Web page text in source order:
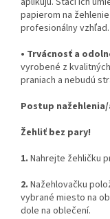
papierom na
profesionálny vzhľad.
• Trvácnosť a
vyrobené z
praniach a nebudú
Postup
Žehliť bez pary!
1. Nahrejte žehličku
2. Nažehlovačku
vybrané miesto na
dole na oblečení.